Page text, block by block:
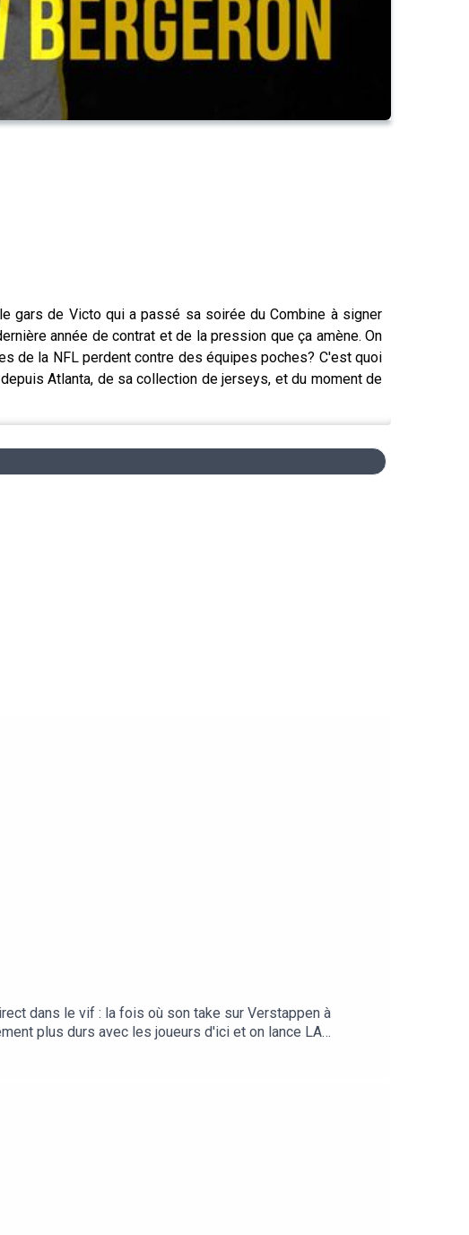
gars de Victo qui a passé sa soirée du Combine à signer
année de contrat et de la pression que ça amène. On
de la NFL perdent contre des équipes poches? C'est quoi
Atlanta, de sa collection de jerseys, et du moment de
dans le vif : la fois où son take sur Verstappen à
plus durs avec les joueurs d'ici et on lance LA
débats, zéro chicane!Un énorme merci à l’Enclav pour